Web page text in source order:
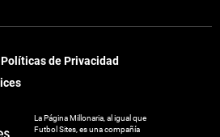
Políticas de Privacidad
La Página Millonaria, al igual que
Futbol Sites, es una compañía